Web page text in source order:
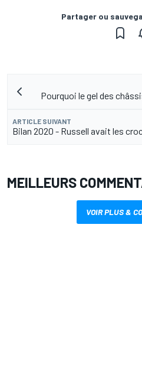
Partager ou
Pourquoi le gel des
ARTICLE SUIVANT
Bilan 2020 - Russell avait les
MEILLEURS
VOIR PLUS &